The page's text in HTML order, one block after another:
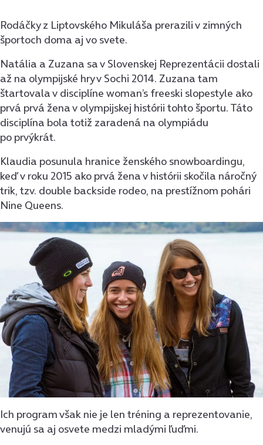
Rodáčky z Liptovského Mikuláša prerazili v zimných
športoch doma aj vo svete.
Natália a Zuzana sa v Slovenskej Reprezentácii dostali
až na olympijské hry v Sochi 2014. Zuzana tam
štartovala v disciplíne woman’s freeski slopestyle ako
prvá prvá žena v olympijskej histórii tohto športu. Táto
disciplína bola totiž zaradená na olympiádu
po prvýkrát.
Klaudia posunula hranice ženského snowboardingu,
keď v roku 2015 ako prvá žena v histórii skočila náročný
trik, tzv. double backside rodeo, na prestížnom pohári
Nine Queens.
Ich program však nie je len tréning a reprezentovanie,
venujú sa aj osvete medzi mladými ľuďmi.